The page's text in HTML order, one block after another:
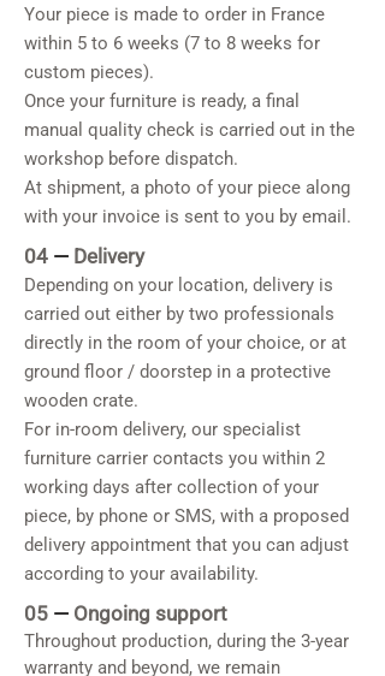
Your piece is made to order in France
within 5 to 6 weeks (7 to 8 weeks for
custom pieces).
Once your furniture is ready, a final
manual quality check is carried out in the
workshop before dispatch.
At shipment, a photo of your piece along
with your invoice is sent to you by email.
04 — Delivery
Depending on your location, delivery is
carried out either by two professionals
directly in the room of your choice, or at
ground floor / doorstep in a protective
wooden crate.
For in-room delivery, our specialist
furniture carrier contacts you within 2
working days after collection of your
piece, by phone or SMS, with a proposed
delivery appointment that you can adjust
according to your availability.
05 — Ongoing support
Throughout production, during the 3-year
warranty and beyond, we remain